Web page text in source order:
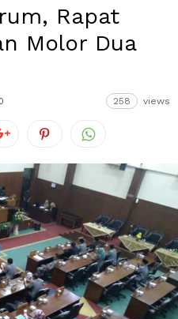
Rapat
Molor Dua
258 views